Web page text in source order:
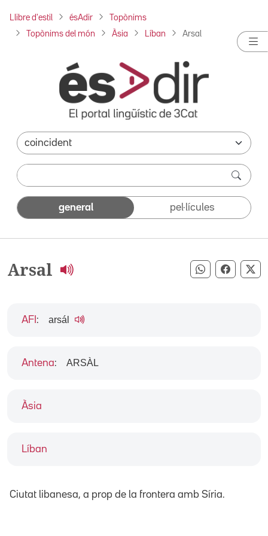
Llibre d'estil ésAdir Topònims
Topònims del món Àsia Líban Arsal
general pel·lícules
Arsal Compartir
Àsia
Líban
AFI : arsál
Antena: ARSÀL
Ciutat libanesa, a prop de la frontera amb Síria.